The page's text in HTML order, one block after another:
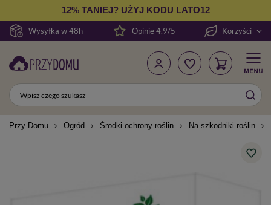
Wysyłka w 48h
12% TANIEJ? UŻYJ KODU LATO12
Opinie 4.9/5 Korzyści
Przy Domu Ogród Środki ochrony roślin Na szkodniki roślin